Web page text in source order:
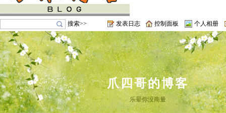
搜索>> 发表日志 控制面板 个人相册
爪四哥的博客
乐晕你没商量